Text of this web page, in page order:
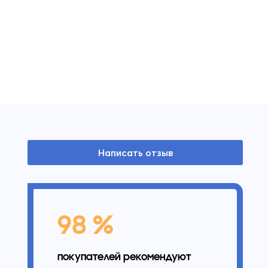
Написать отзыв
98 %
покупателей рекомендуют